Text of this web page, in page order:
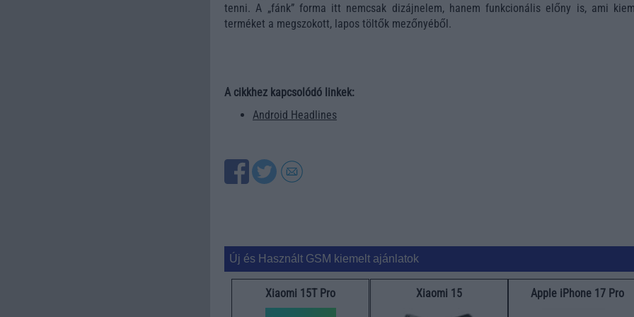
tenni. A „fánk” forma itt nemcsak dizájnelem, hanem funkcionális előny is, ami
terméket a megszokott, lapos töltők mezőnyéből.
A cikkhez kapcsolódó linkek:
Android Headlines
Új és Használt GSM kiemelt ajánlatok
Xiaomi 15T Pro Xiaomi 15 Apple iPhone 17 Pro